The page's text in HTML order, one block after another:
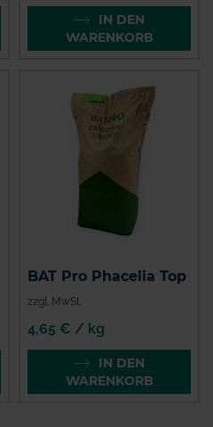
IN DEN
WARENKORB
BAT Pro Phacelia Top
zzgl. MwSt.
4,65 € / kg
IN DEN
WARENKORB